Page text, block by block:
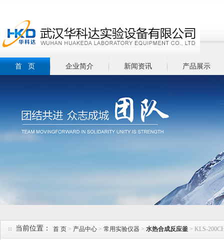
首 页 企业简介 新闻资讯 产品展示
当前位置： 首 页 > 产品中心 > 常用实验仪器 > 水热合成反应釜 > KLS-